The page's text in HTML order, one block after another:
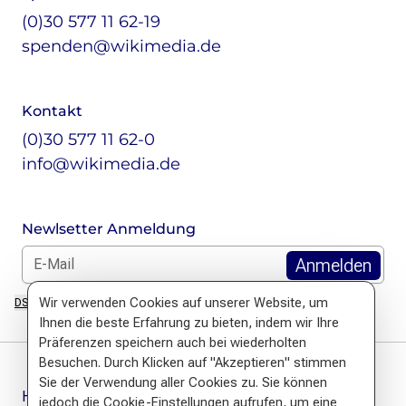
(0)30 577 11 62-19
spenden@wikimedia.de
Kontakt
(0)30 577 11 62-0
info@wikimedia.de
Newlsetter Anmeldung
E-Mail: *
DSGVO Hinweis
Häufige Fragen
Wir verwenden Cookies auf unserer Website, um
Ihnen die beste Erfahrung zu bieten, indem wir Ihre
Präferenzen speichern auch bei wiederholten
Besuchen. Durch Klicken auf "Akzeptieren" stimmen
Sie der Verwendung aller Cookies zu. Sie können
jedoch die Cookie-Einstellungen aufrufen, um eine